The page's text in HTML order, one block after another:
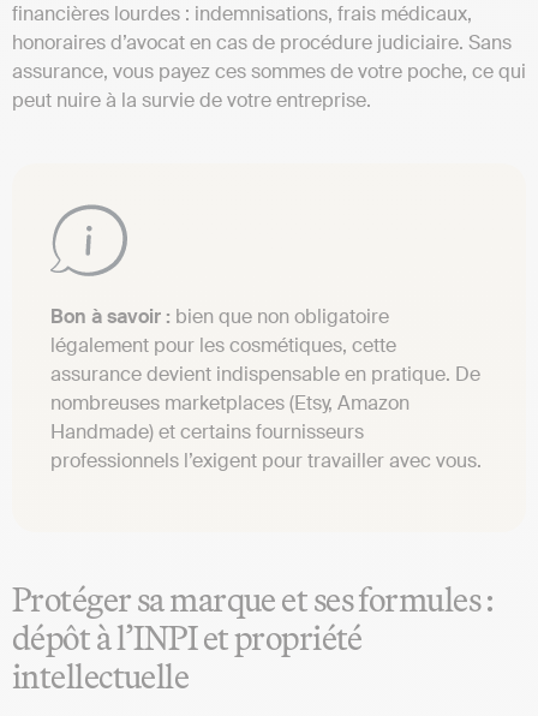
financières lourdes : indemnisations, frais médicaux,
honoraires d’avocat en cas de procédure judiciaire. Sans
assurance, vous payez ces sommes de votre poche, ce qui
peut nuire à la survie de votre entreprise.
Bon à savoir : bien que non obligatoire
légalement pour les cosmétiques, cette
assurance devient indispensable en pratique. De
nombreuses marketplaces (Etsy, Amazon
Handmade) et certains fournisseurs
professionnels l’exigent pour travailler avec vous.
Protéger sa marque et ses formules :
dépôt à l’INPI et propriété
intellectuelle